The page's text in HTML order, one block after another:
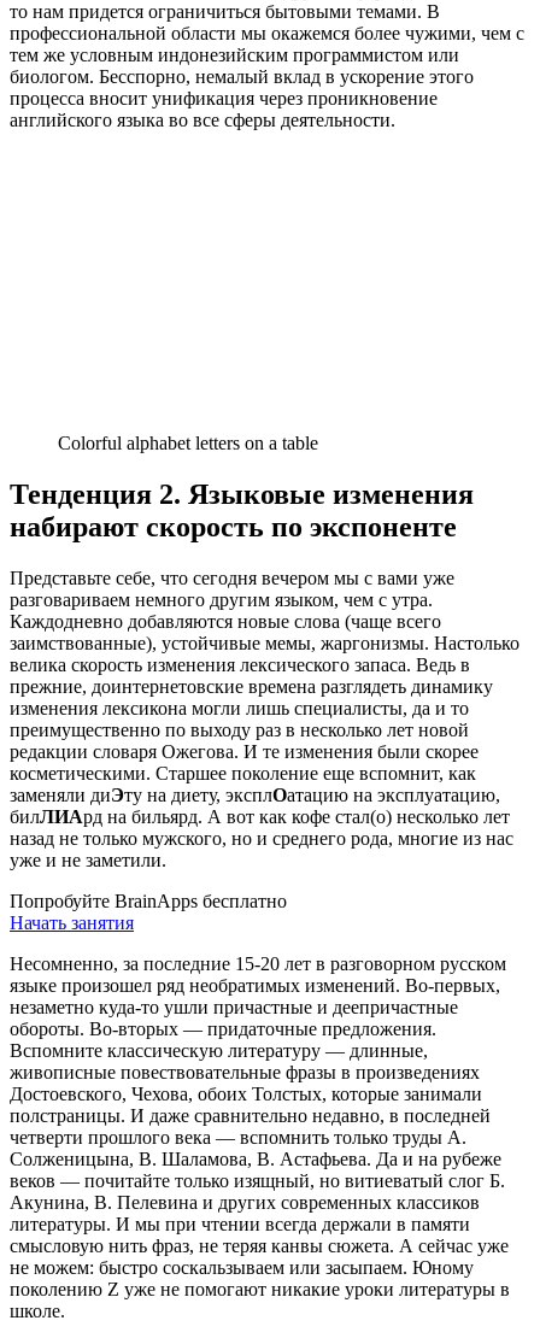
то нам придется ограничиться бытовыми темами. В
профессиональной области мы окажемся более чужими, чем с
тем же условным индонезийским программистом или
биологом. Бесспорно, немалый вклад в ускорение этого
процесса вносит унификация через проникновение
английского языка во все сферы деятельности.
Colorful alphabet letters on a table
Тенденция 2. Языковые изменения
набирают скорость по экспоненте
Представьте себе, что сегодня вечером мы с вами уже
разговариваем немного другим языком, чем с утра.
Каждодневно добавляются новые слова (чаще всего
заимствованные), устойчивые мемы, жаргонизмы. Настолько
велика скорость изменения лексического запаса. Ведь в
прежние, доинтернетовские времена разглядеть динамику
изменения лексикона могли лишь специалисты, да и то
преимущественно по выходу раз в несколько лет новой
редакции словаря Ожегова. И те изменения были скорее
косметическими. Старшее поколение еще вспомнит, как
заменяли диЭту на диету, эксплОатацию на эксплуатацию,
билЛИАрд на бильярд. А вот как кофе стал(о) несколько лет
назад не только мужского, но и среднего рода, многие из нас
уже и не заметили.
Попробуйте BrainApps бесплатно
Начать занятия
Несомненно, за последние 15-20 лет в разговорном русском
языке произошел ряд необратимых изменений. Во-первых,
незаметно куда-то ушли причастные и деепричастные
обороты. Во-вторых — придаточные предложения.
Вспомните классическую литературу — длинные,
живописные повествовательные фразы в произведениях
Достоевского, Чехова, обоих Толстых, которые занимали
полстраницы. И даже сравнительно недавно, в последней
четверти прошлого века — вспомнить только труды А.
Солженицына, В. Шаламова, В. Астафьева. Да и на рубеже
веков — почитайте только изящный, но витиеватый слог Б.
Акунина, В. Пелевина и других современных классиков
литературы. И мы при чтении всегда держали в памяти
смысловую нить фраз, не теряя канвы сюжета. А сейчас уже
не можем: быстро соскальзываем или засыпаем. Юному
поколению Z уже не помогают никакие уроки литературы в
школе.